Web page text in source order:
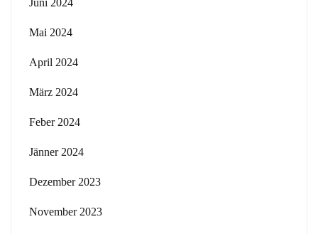
Mai 2024
April 2024
März 2024
Feber 2024
Jänner 2024
Dezember 2023
November 2023